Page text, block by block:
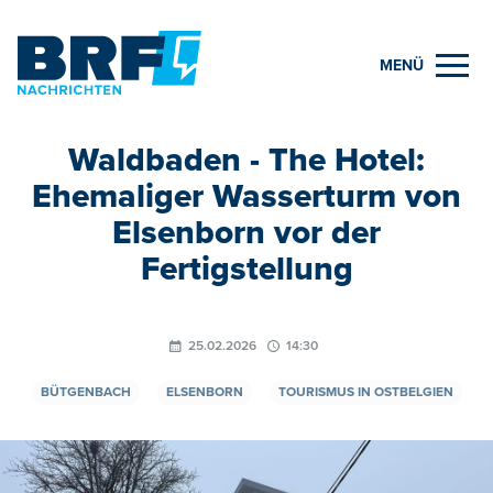
MENÜ
Waldbaden - The Hotel:
Ehemaliger Wasserturm von
Elsenborn vor der
Fertigstellung
25.02.2026 14:30
BÜTGENBACH ELSENBORN TOURISMUS IN OSTBELGIEN